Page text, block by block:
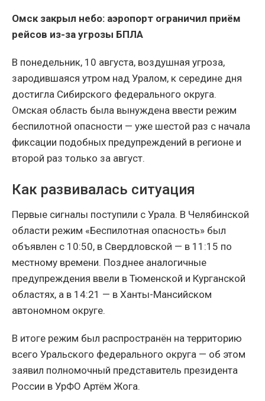
Омск закрыл небо: аэропорт ограничил приём
рейсов из-за угрозы БПЛА
В понедельник, 10 августа, воздушная угроза,
зародившаяся утром над Уралом, к середине дня
достигла Сибирского федерального округа.
Омская область была вынуждена ввести режим
беспилотной опасности — уже шестой раз с начала
фиксации подобных предупреждений в регионе и
второй раз только за август.
Как развивалась ситуация
Первые сигналы поступили с Урала. В Челябинской
области режим «Беспилотная опасность» был
объявлен с 10:50, в Свердловской — в 11:15 по
местному времени. Позднее аналогичные
предупреждения ввели в Тюменской и Курганской
областях, а в 14:21 — в Ханты-Мансийском
автономном округе.
В итоге режим был распространён на территорию
всего Уральского федерального округа — об этом
заявил полномочный представитель президента
России в УрФО Артём Жога.